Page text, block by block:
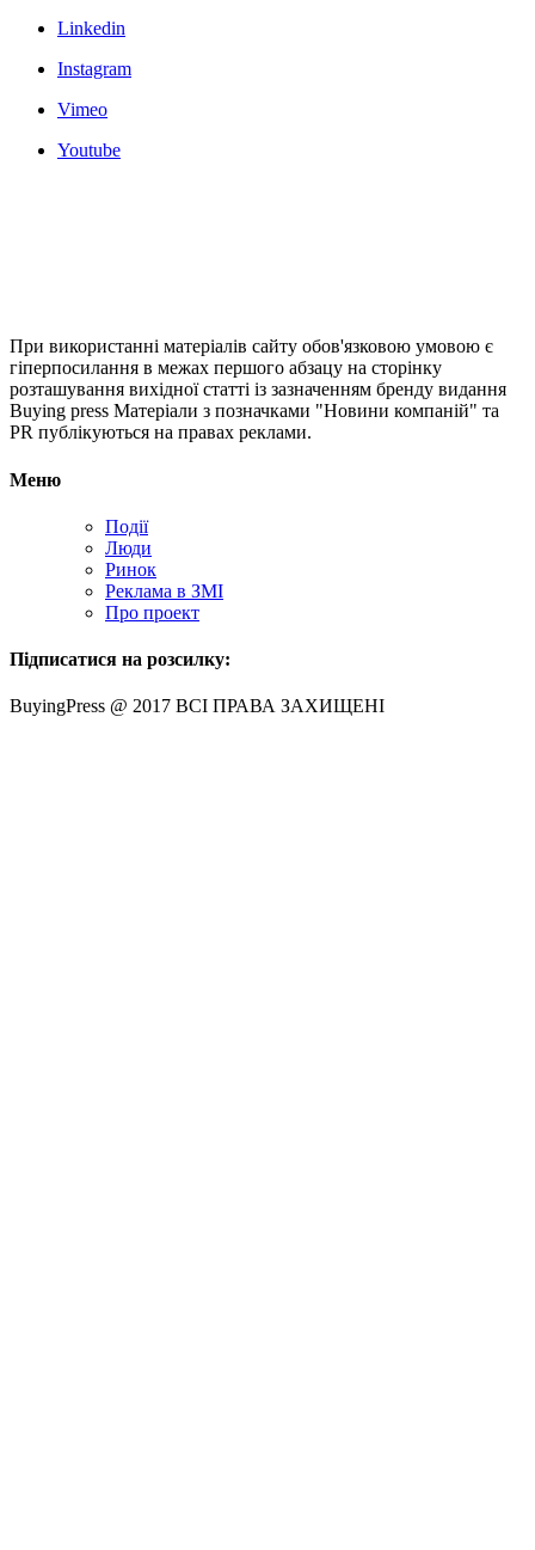
Linkedin
Instagram
Vimeo
Youtube
При використанні матеріалів сайту обов'язковою умовою є
гіперпосилання в межах першого абзацу на сторінку
розташування вихідної статті із зазначенням бренду видання
Buying press Матеріали з позначками "Новини компаній" та
PR публікуються на правах реклами.
Меню
Події
Люди
Ринок
Реклама в ЗМІ
Про проект
Підписатися на розсилку:
BuyingPress @ 2017 ВСІ ПРАВА ЗАХИЩЕНІ